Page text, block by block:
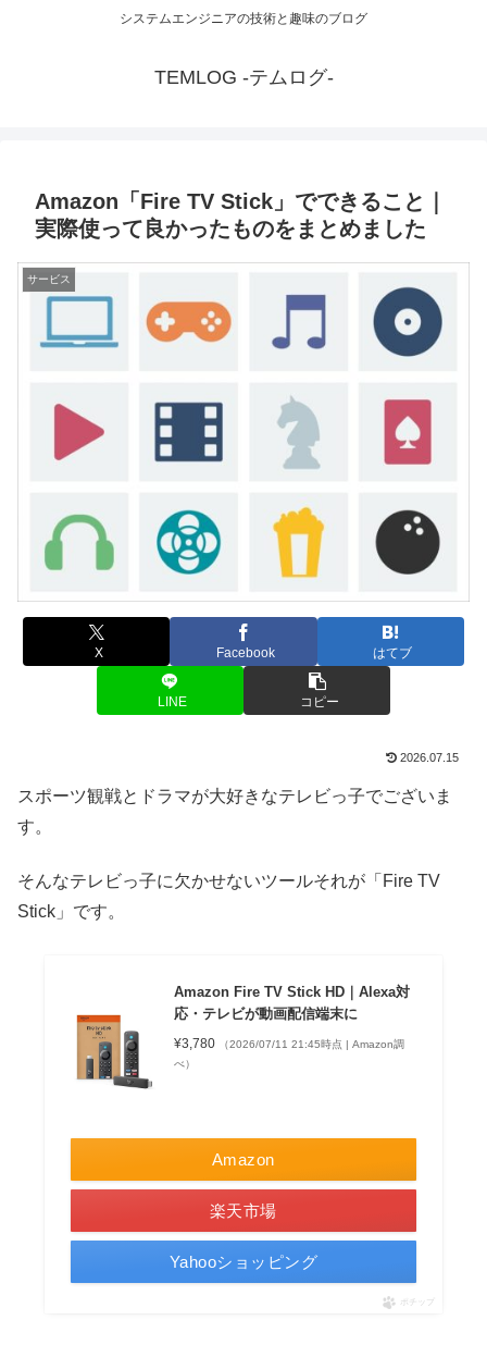
システムエンジニアの技術と趣味のブログ
TEMLOG -テムログ-
Amazon「Fire TV Stick」でできること｜
実際使って良かったものをまとめました
サービス
X Facebook はてブ
LINE コピー
2026.07.15
スポーツ観戦とドラマが大好きなテレビっ子でございま
す。
そんなテレビっ子に欠かせないツールそれが「Fire TV
Stick」です。
Amazon Fire TV Stick HD｜Alexa対
応・テレビが動画配信端末に
¥3,780
（2026/07/11 21:45時点 | Amazon調
べ）
Amazon
楽天市場
Yahooショッピング
ポチップ